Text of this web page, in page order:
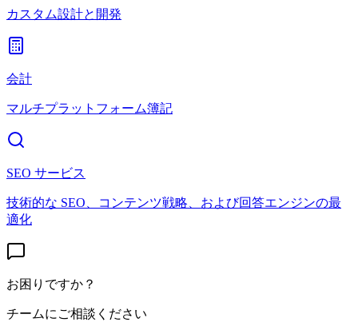
カスタム設計と開発
会計
マルチプラットフォーム簿記
SEO サービス
技術的な SEO、コンテンツ戦略、および回答エンジンの最
適化
お困りですか？
チームにご相談ください